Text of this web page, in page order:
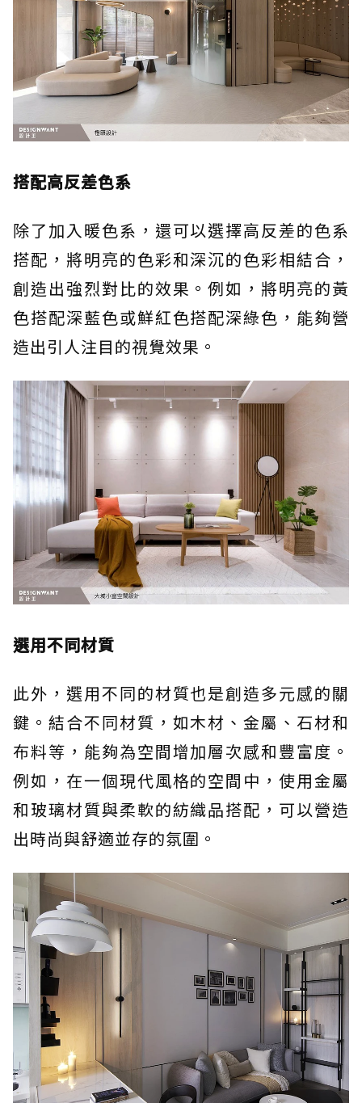
搭配高反差色系
除了加入暖色系，還可以選擇高反差的色系
搭配，將明亮的色彩和深沉的色彩相結合，
創造出強烈對比的效果。例如，將明亮的黃
色搭配深藍色或鮮紅色搭配深綠色，能夠營
造出引人注目的視覺效果。
選用不同材質
此外，選用不同的材質也是創造多元感的關
鍵。結合不同材質，如木材、金屬、石材和
布料等，能夠為空間增加層次感和豐富度。
例如，在一個現代風格的空間中，使用金屬
和玻璃材質與柔軟的紡織品搭配，可以營造
出時尚與舒適並存的氛圍。